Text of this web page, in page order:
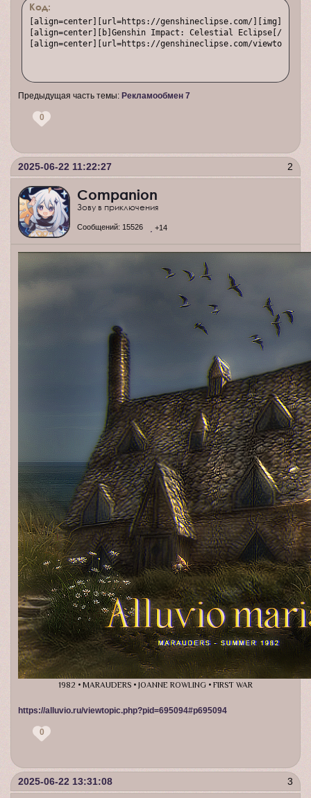
Код:
[align=center][url=https://genshineclipse.com/
[align=center][b]Genshin Impact: Celestial Eclipse[/b] —
[align=center][url=https://genshineclipse.com/
Предыдущая часть темы: Рекламообмен 7
0
2
2025-06-22 11:22:27
Companion
Зову в приключения
Сообщений: 15526 +14
1982 • MARAUDERS • JOANNE ROWLING • FIRST WAR
https://alluvio.ru/viewtopic.php?pid=695094#p695094
0
3
2025-06-22 13:31:08